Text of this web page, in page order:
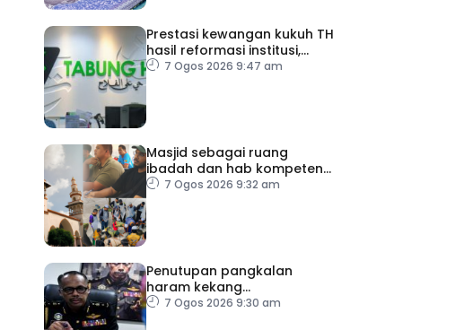
Prestasi kewangan kukuh TH
hasil reformasi institusi,
pelaksanaan syor RCI –
7 Ogos 2026 9:47 am
Masjid sebagai ruang
ibadah dan hab kompetensi
komuniti
7 Ogos 2026 9:32 am
Penutupan pangkalan
haram kekang
penyeludupan di Kelantan
7 Ogos 2026 9:30 am